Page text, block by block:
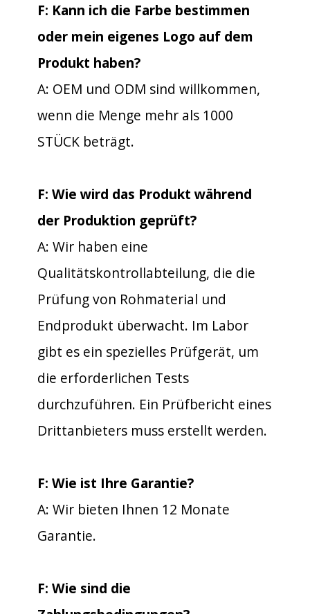
F: Kann ich die Farbe bestimmen
oder mein eigenes Logo auf dem
Produkt haben?
A: OEM und ODM sind willkommen,
wenn die Menge mehr als 1000
STÜCK beträgt.
F: Wie wird das Produkt während
der Produktion geprüft?
A: Wir haben eine
Qualitätskontrollabteilung, die die
Prüfung von Rohmaterial und
Endprodukt überwacht. Im Labor
gibt es ein spezielles Prüfgerät, um
die erforderlichen Tests
durchzuführen. Ein Prüfbericht eines
Drittanbieters muss erstellt werden.
F: Wie ist Ihre Garantie?
A: Wir bieten Ihnen 12 Monate
Garantie.
F: Wie sind die